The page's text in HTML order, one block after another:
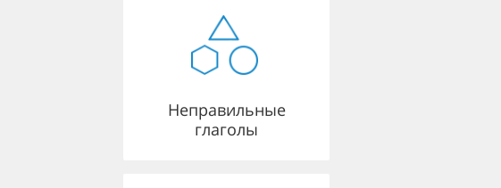
Неправильные
глаголы